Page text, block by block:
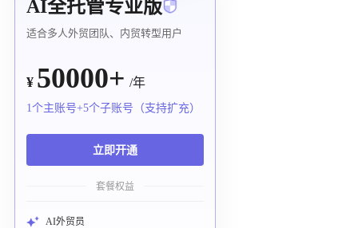
AI全托管专业版
适合多人外贸团队、内贸转型用户
¥ 50000+ /年
1个主账号+5个子账号（支持扩充）
立即开通
套餐权益
AI外贸员